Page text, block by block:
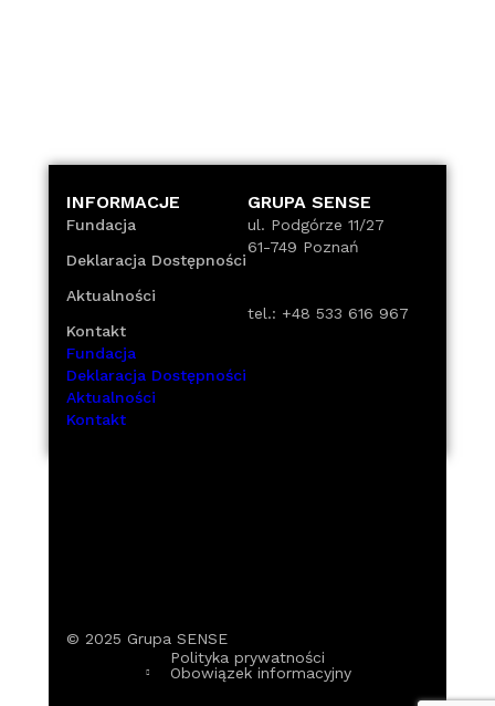
INFORMACJE
Fundacja
Deklaracja Dostępności
Aktualności
Kontakt
Fundacja
Deklaracja Dostępności
Aktualności
Kontakt
GRUPA SENSE
ul. Podgórze 11/27
61-749 Poznań
tel.: +48 533 616 967
© 2025 Grupa SENSE
Polityka prywatności
Obowiązek informacyjny